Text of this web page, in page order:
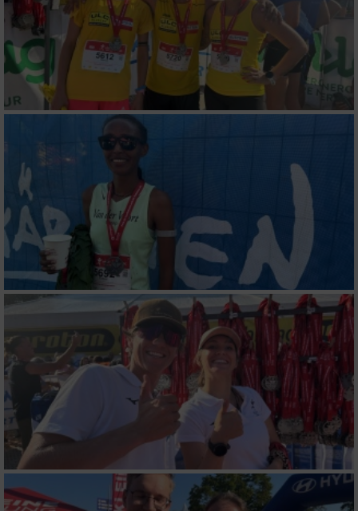
Erstellung von Profilen zur Personalisierung
von Inhalten
Verwendung von Profilen zur Auswahl
personalisierter Inhalte
Messung der Werbeleistung
Messung der Performance von Inhalten
Analyse von Zielgruppen durch Statistiken
oder Kombinationen von Daten aus
verschiedenen Quellen
Entwicklung und Verbesserung der Angebote
Verwendung reduzierter Daten zur Auswahl
von Inhalten
IAB-Besonderheiten:
Verwendung genauer Standortdaten
Geräte anhand von aktiv angeforderten
Informationen identifizieren
Nicht-IAB-Verarbeitungszwecke: